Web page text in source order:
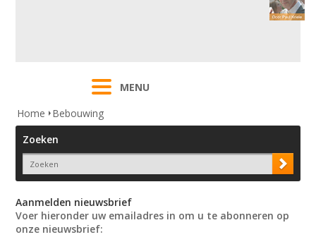
MENU
Home
Bebouwing
Zoeken
Aanmelden nieuwsbrief
Voer hieronder uw emailadres in om u te abonneren op
onze nieuwsbrief: